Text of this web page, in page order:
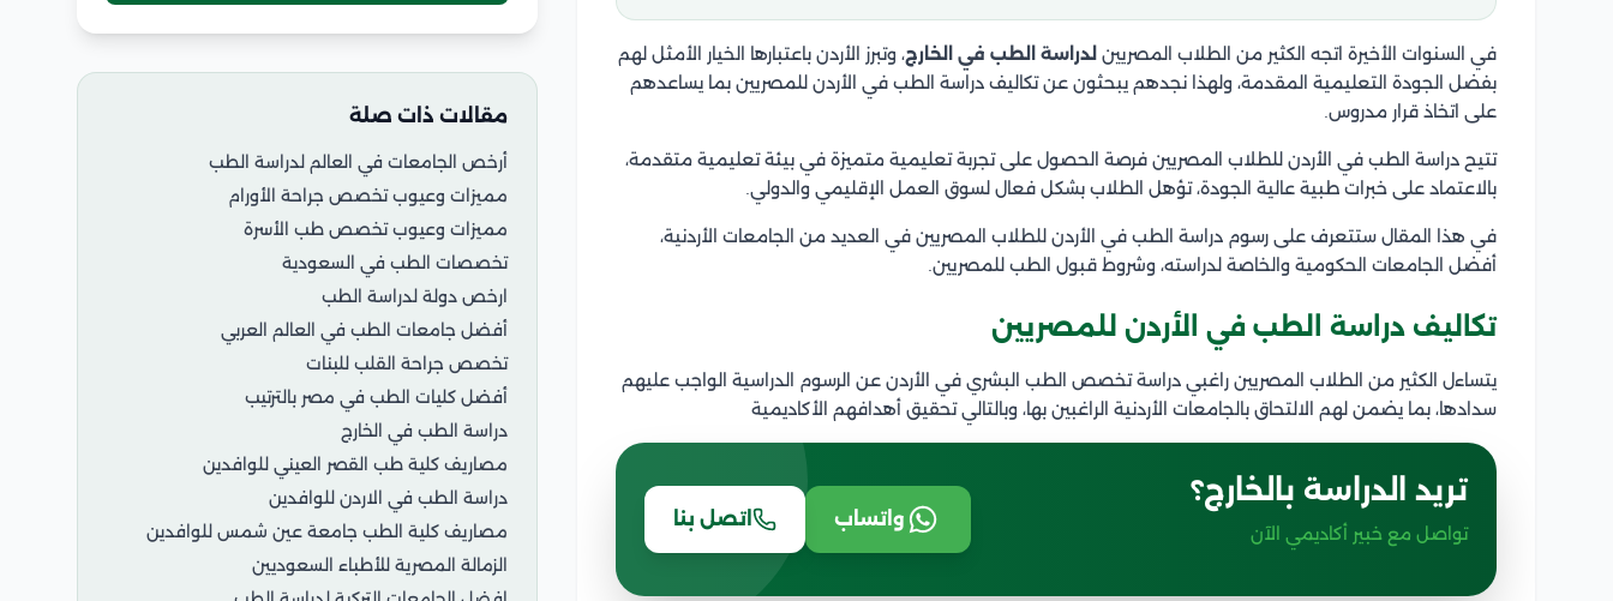
في السنوات الأخيرة اتجه الكثير من الطلاب المصريين لدراسة الطب في الخارج، وتبرز الأردن باعتبارها الخيار الأمثل لهم
بفضل الجودة التعليمية المقدمة، ولهذا نجدهم يبحثون عن تكاليف دراسة الطب في الأردن للمصريين بما يساعدهم
على اتخاذ قرار مدروس.
تتيح دراسة الطب في الأردن للطلاب المصريين فرصة الحصول على تجربة تعليمية متميزة في بيئة تعليمية متقدمة،
بالاعتماد على خبرات طبية عالية الجودة، تؤهل الطلاب بشكل فعال لسوق العمل الإقليمي والدولي.
في هذا المقال ستتعرف على رسوم دراسة الطب في الأردن للطلاب المصريين في العديد من الجامعات الأردنية،
أفضل الجامعات الحكومية والخاصة لدراسته، وشروط قبول الطب للمصريين.
تكاليف دراسة الطب في الأردن للمصريين
يتساءل الكثير من الطلاب المصريين راغبي دراسة تخصص الطب البشري في الأردن عن الرسوم الدراسية الواجب عليهم
سدادها، بما يضمن لهم الالتحاق بالجامعات الأردنية الراغبين بها، وبالتالي تحقيق أهدافهم الأكاديمية
تريد الدراسة بالخارج؟
تواصل مع خبير أكاديمي الآن
واتساب اتصل بنا
مقالات ذات صلة
أرخص الجامعات في العالم لدراسة الطب
مميزات وعيوب تخصص جراحة الأورام
مميزات وعيوب تخصص طب الأسرة
تخصصات الطب في السعودية
ارخص دولة لدراسة الطب
أفضل جامعات الطب في العالم العربي
تخصص جراحة القلب للبنات
أفضل كليات الطب في مصر بالترتيب
دراسة الطب في الخارج
مصاريف كلية طب القصر العيني للوافدين
دراسة الطب في الاردن للوافدين
مصاريف كلية الطب جامعة عين شمس للوافدين
الزمالة المصرية للأطباء السعوديين